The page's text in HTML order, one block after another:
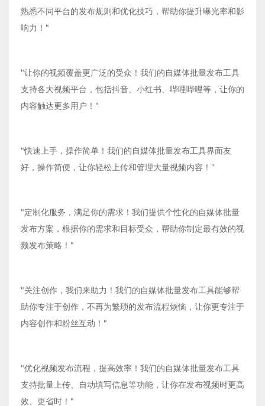
熟悉不同平台的发布规则和优化技巧，帮助你提升曝光率和影
响力！"
"让你的视频覆盖更广泛的受众！我们的自媒体批量发布工具
支持各大视频平台，包括抖音、小红书、哔哩哔哩等，让你的
内容触达更多用户！"
"快速上手，操作简单！我们的自媒体批量发布工具界面友
好，操作简便，让你轻松上传和管理大量视频内容！"
"定制化服务，满足你的需求！我们提供个性化的自媒体批量
发布方案，根据你的需求和目标受众，帮助你制定最有效的视
频发布策略！"
"关注创作，我们来助力！我们的自媒体批量发布工具能够帮
助你专注于创作，不再为繁琐的发布流程烦恼，让你更专注于
内容创作和粉丝互动！"
"优化视频发布流程，提高效率！我们的自媒体批量发布工具
支持批量上传、自动填写信息等功能，让你在发布视频时更高
效、更省时！"